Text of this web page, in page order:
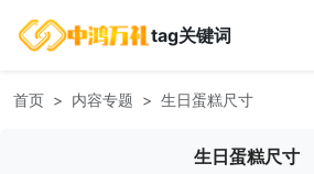
tag关键词
首页 内容专题 生日蛋糕尺寸
生日蛋糕尺寸